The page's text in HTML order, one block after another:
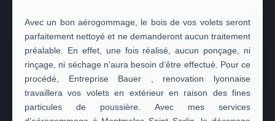
Avec un bon aérogommage, le bois de vos volets seront
parfaitement nettoyé et ne demanderont aucun traitement
préalable. En effet, une fois réalisé, aucun ponçage, ni
rinçage, ni séchage n’aura besoin d’être effectué. Pour ce
procédé, Entreprise Bauer , renovation lyonnaise
travaillera vos volets en extérieur en raison des fines
particules de poussière. Avec mes services